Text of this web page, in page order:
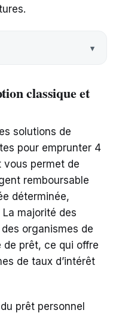
classique et
solutions de
pour emprunter 4
vous permet de
remboursable
déterminée,
majorité des
organismes de
prêt, ce qui offre
de taux d’intérêt
prêt personnel